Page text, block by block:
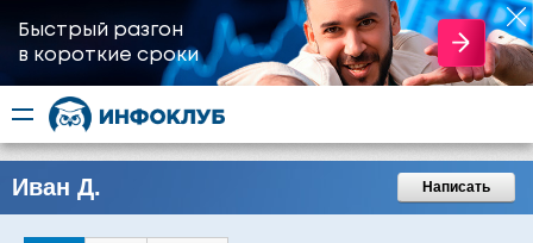
Быстрый разгон
​в короткие сроки
Иван Д. Написать